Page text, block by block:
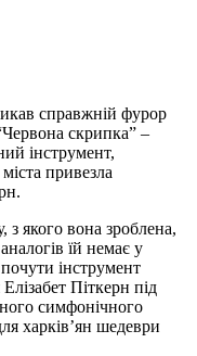
справжній фурор
скрипка” –
інструмент,
привезла
з якого вона зроблена,
їй немає у
інструмент
Піткерн під
симфонічного
харків’ян шедеври